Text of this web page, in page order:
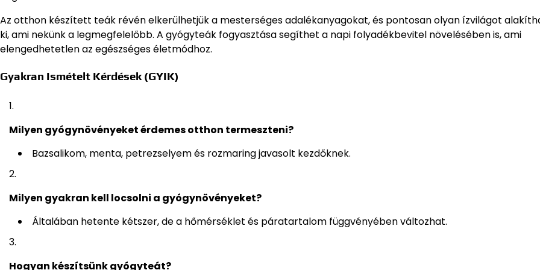
Az otthon készített teák révén elkerülhetjük a mesterséges adalékanyagokat, és pontosan olyan ízvilágot
ki, ami nekünk a legmegfelelőbb. A gyógyteák fogyasztása segíthet a napi folyadékbevitel növelésében is, ami
elengedhetetlen az egészséges életmódhoz.
Gyakran Ismételt Kérdések (GYIK)
Milyen gyógynövényeket érdemes otthon termeszteni?
Bazsalikom, menta, petrezselyem és rozmaring javasolt kezdőknek.
Milyen gyakran kell locsolni a gyógynövényeket?
Általában hetente kétszer, de a hőmérséklet és páratartalom függvényében változhat.
Hogyan készítsünk gyógyteát?